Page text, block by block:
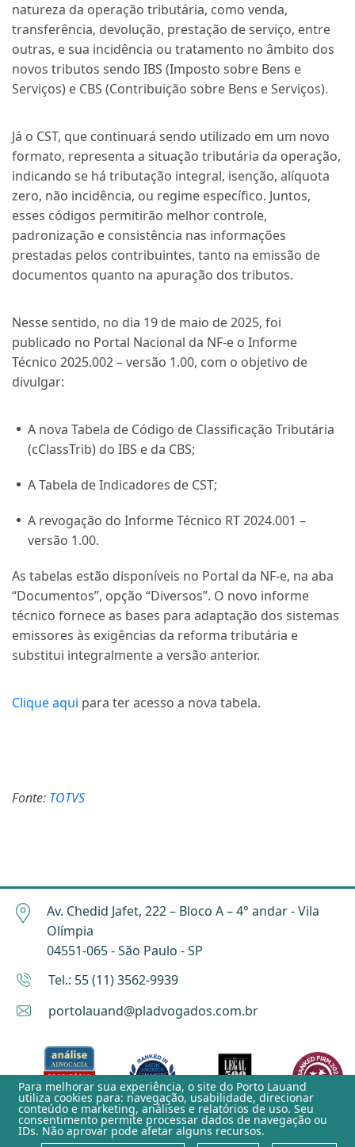
natureza da operação tributária, como venda,
transferência, devolução, prestação de serviço, entre
outras, e sua incidência ou tratamento no âmbito dos
novos tributos sendo IBS (Imposto sobre Bens e
Serviços) e CBS (Contribuição sobre Bens e Serviços).
Já o CST, que continuará sendo utilizado em um novo
formato, representa a situação tributária da operação,
indicando se há tributação integral, isenção, alíquota
zero, não incidência, ou regime específico. Juntos,
esses códigos permitirão melhor controle,
padronização e consistência nas informações
prestadas pelos contribuintes, tanto na emissão de
documentos quanto na apuração dos tributos.
Nesse sentido, no dia 19 de maio de 2025, foi
publicado no Portal Nacional da NF-e o Informe
Técnico 2025.002 – versão 1.00, com o objetivo de
divulgar:
A nova Tabela de Código de Classificação Tributária
(cClassTrib) do IBS e da CBS;
A Tabela de Indicadores de CST;
A revogação do Informe Técnico RT 2024.001 –
versão 1.00.
As tabelas estão disponíveis no Portal da NF-e, na aba
“Documentos”, opção “Diversos”. O novo informe
técnico fornece as bases para adaptação dos sistemas
emissores às exigências da reforma tributária e
substitui integralmente a versão anterior.
Clique aqui para ter acesso a nova tabela.
Fonte: TOTVS
Av. Chedid Jafet, 222 – Bloco A – 4° andar - Vila
Olímpia
04551-065 - São Paulo - SP
Tel.: 55 (11) 3562-9939
portolauand@pladvogados.com.br
Aviso de Privacidade
Para melhorar sua experiência, o site do Porto Lauand
utiliza cookies para: navegação, usabilidade, direcionar
conteúdo e marketing, análises e relatórios de uso. Seu
consentimento permite processar dados de navegação ou
IDs. Não aprovar pode afetar alguns recursos.